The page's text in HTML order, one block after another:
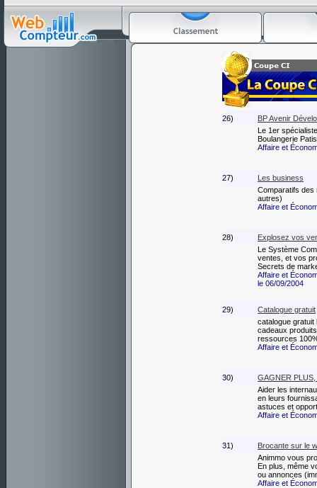
26)
BP Avenir
Le 1er
Boulangerie
Affaire et
27)
Les business
Comparatifs des
autres)
Affaire et
28)
Explosez vos
Le Système
ventes, et vos
Secrets de
Affaire et
le 06/09/2004
29)
Catalogue gratuit
catalogue gratuit
cadeaux
ressources
Affaire et
30)
GAGNER
Aider les
en leurs
astuces et
Affaire et
31)
Brocante sur le
Animmo vous
En plus, même
ou annonces
Affaire et